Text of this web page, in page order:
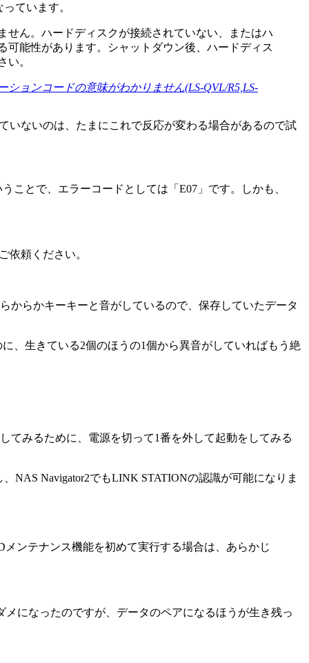
ています。
せん。ハードディスクが接続されていない、またはハ
可能性があります。シャットダウン後、ハードディス
い。
ションコードの意味がわかりません(LS-QVL/R5,LS-
いないのは、たまにこれで反応が変わる場合があるので試
ことで、エラーコードとしては「E07」です。しかも、
依頼ください。
からかキーキーと音がしているので、保存していたデータ
、生きている2個のほうの1個から異音がしていればもう絶
てみるために、電源を切って1番を外して起動をしてみる
NAS Navigator2でもLINK STATIONの認識が可能になりま
ンテナンス機能を初めて実行する場合は、あらかじ
になったのですが、データのペアになるほうが生き残っ